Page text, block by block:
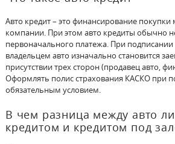
Авто кредит – это финансирование
компании. При этом авто кредиты обычно
первоначального платежа. При
владельцем авто изначально становится
присутствии трех сторон (продавец авто,
Оформлять полис страхования КАСКО при
обязательным условием.
В чем разница между авто
кредитом и кредитом под